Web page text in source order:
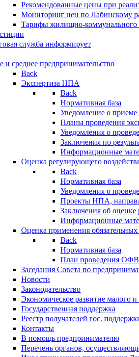
Рекомендованные цены при
Мониторинг цен по Лабинскому
Тарифы жилищно-коммунального
служба информирует
и среднее предпринимательство
Back
Экспертиза НПА
Back
Нормативная база
Уведомление о
Планы проведения
Уведомления о
Заключения по
Информационные
Оценка регулирующего
Back
Нормативная база
Уведомления о
Проекты НПА,
Заключения об
Информационные
Оценка применения
Back
Нормативная база
План проведения
Заседания Совета по
Новости
Законодательство
Экономическое развитие малого и
Государственная поддержка
Реестр получателей гос.
Контакты
В помощь предпринимателю
Перечень органов,